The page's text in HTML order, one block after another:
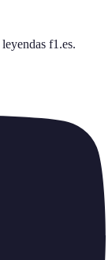
leyendas f1.es.